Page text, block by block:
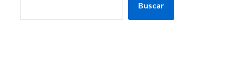
Buscar